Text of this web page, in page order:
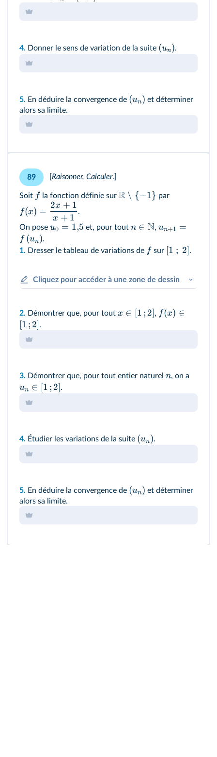
4. Donner le sens de variation de la suite (un).
5. En déduire la convergence de (un) et déterminer
alors sa limite.
89 Raisonner, Calculer.
Soit f la fonction définie sur R ∖ {−1} par
f(x) =
x + 1
2x + 1
.
On pose u0 = 1,5 et, pour tout n ∈ N, un+1 =
f (un).
1. Dresser le tableau de variations de f sur [1 ; 2].
Cliquez pour accéder à une zone de dessin
2. Démontrer que, pour tout x ∈ [1 ; 2], f(x) ∈
[1 ; 2].
3. Démontrer que, pour tout entier naturel n, on a
un ∈ [1 ; 2].
4. Étudier les variations de la suite (un).
5. En déduire la convergence de (un) et déterminer
alors sa limite.